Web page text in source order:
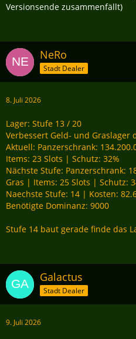
Die Frage ist auch ob das mit den
mehr. Eventuell würde eine
machen. Dann hätte man
überlegen müsste, wie man das
auch sein das die späteren Stufen
sind gute 90% der Kartelle bei 9
Müsste man mal in die mid Game
das verteilt.
Versionsende zusammenfällt)
NeRo
Stadt Dealer
8. Juli 2026
Lager: Stufe 13 / 20
Verbessert Geld- und Graslager
Aktuell: Panzerschrank:
Items: 23 Slots | Schutz: 32%
Nächste Stufe: Panzerschrank:
Gras | Items: 25 Slots | Schutz:
Naechste Stufe: 14 | Kosten:
Benötigte Dominanz: 9000
Stufe 14 baut gerade finde das
Galactus
Stadt Dealer
9. Juli 2026